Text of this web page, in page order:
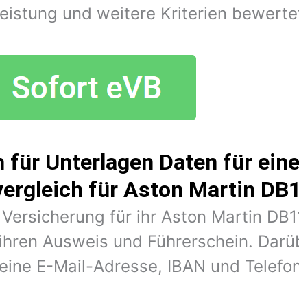
und weitere Kriterien
für Unterlagen Daten für
für Aston Martin
für ihr Aston Martin
Ausweis und Führerschein.
E-Mail-Adresse, IBAN und